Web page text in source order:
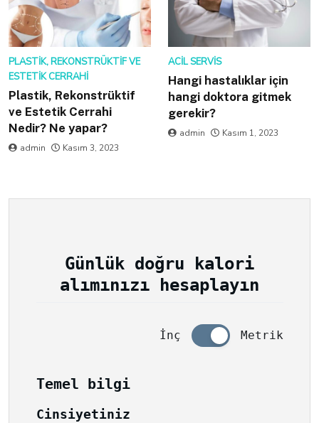
PLASTIK, REKONSTRÜKTIF VE
ESTETIK CERRAHI
Plastik, Rekonstrüktif
ve Estetik Cerrahi
Nedir? Ne yapar?
admin Kasım 3, 2023
ACIL SERVIS
Hangi hastalıklar için
hangi doktora gitmek
gerekir?
admin Kasım 1, 2023
Günlük doğru kalori
alımınızı hesaplayın
İnç Metrik
Temel bilgi
Cinsiyetiniz